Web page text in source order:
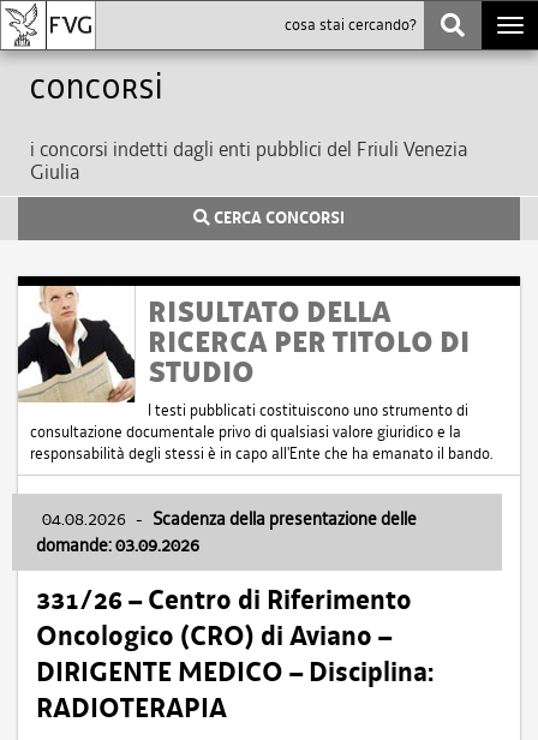
Concorsi
i concorsi indetti dagli enti pubblici del Friuli Venezia
Giulia
CERCA CONCORSI
RISULTATO DELLA
RICERCA PER TITOLO DI
STUDIO
I testi pubblicati costituiscono uno strumento di
consultazione documentale privo di qualsiasi valore giuridico e la
responsabilità degli stessi è in capo all'Ente che ha emanato il bando.
04.08.2026 - Scadenza della presentazione delle
domande: 03.09.2026
331/26 – Centro di Riferimento
Oncologico (CRO) di Aviano –
DIRIGENTE MEDICO – Disciplina:
RADIOTERAPIA